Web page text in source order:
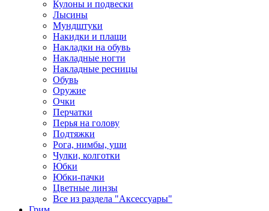
Кулоны и подвески
Лысины
Мундштуки
Накидки и плащи
Накладки на обувь
Накладные ногти
Накладные ресницы
Обувь
Оружие
Очки
Перчатки
Перья на голову
Подтяжки
Рога, нимбы, уши
Чулки, колготки
Юбки
Юбки-пачки
Цветные линзы
Все из раздела "Аксессуары"